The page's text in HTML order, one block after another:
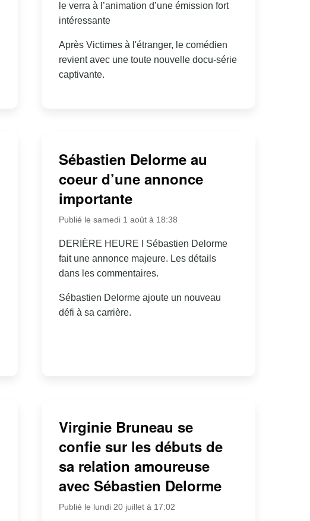
le verra à l’animation d’une émission fort
intéressante
Après Victimes à l'étranger, le comédien
revient avec une toute nouvelle docu-série
captivante.
Sébastien Delorme au
coeur d’une annonce
importante
Publié le samedi 1 août à 18:38
DERIÈRE HEURE I Sébastien Delorme
fait une annonce majeure. Les détails
dans les commentaires.
Sébastien Delorme ajoute un nouveau
défi à sa carrière.
Virginie Bruneau se
confie sur les débuts de
sa relation amoureuse
avec Sébastien Delorme
Publié le lundi 20 juillet à 17:02